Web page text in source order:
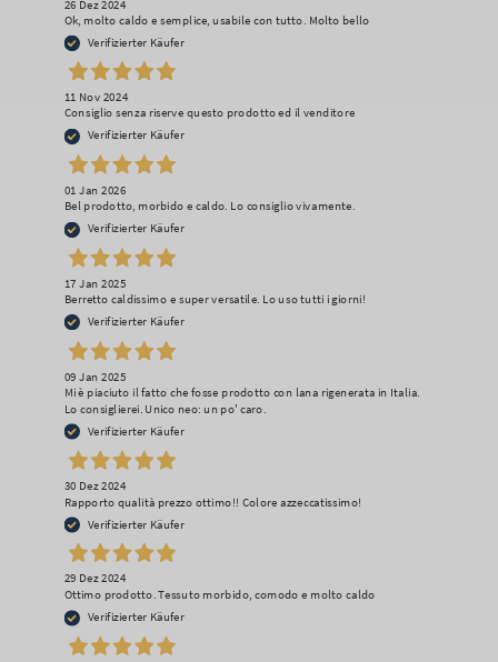
26 Dez 2024
Ok, molto caldo e semplice, usabile con tutto. Molto bello
Verifizierter Käufer
11 Nov 2024
Consiglio senza riserve questo prodotto ed il venditore
Verifizierter Käufer
01 Jan 2026
Bel prodotto, morbido e caldo. Lo consiglio vivamente.
Verifizierter Käufer
17 Jan 2025
Berretto caldissimo e super versatile. Lo uso tutti i giorni!
Verifizierter Käufer
09 Jan 2025
Mi è piaciuto il fatto che fosse prodotto con lana rigenerata in Italia.
Lo consiglierei. Unico neo: un po' caro.
Verifizierter Käufer
30 Dez 2024
Rapporto qualità prezzo ottimo!! Colore azzeccatissimo!
Verifizierter Käufer
29 Dez 2024
Ottimo prodotto. Tessuto morbido, comodo e molto caldo
Verifizierter Käufer